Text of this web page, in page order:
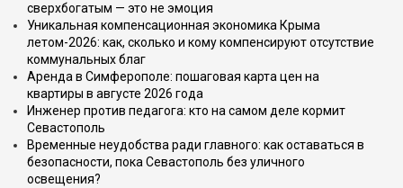
сверхбогатым — это не эмоция
Уникальная компенсационная экономика Крыма
летом-2026: как, сколько и кому компенсируют отсутствие
коммунальных благ
Аренда в Симферополе: пошаговая карта цен на
квартиры в августе 2026 года
Инженер против педагога: кто на самом деле кормит
Севастополь
Временные неудобства ради главного: как оставаться в
безопасности, пока Севастополь без уличного
освещения?